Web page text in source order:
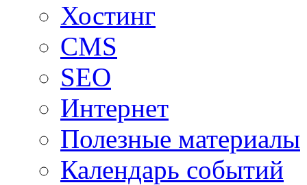
Хостинг
CMS
SEO
Интернет
Полезные материалы
Календарь событий